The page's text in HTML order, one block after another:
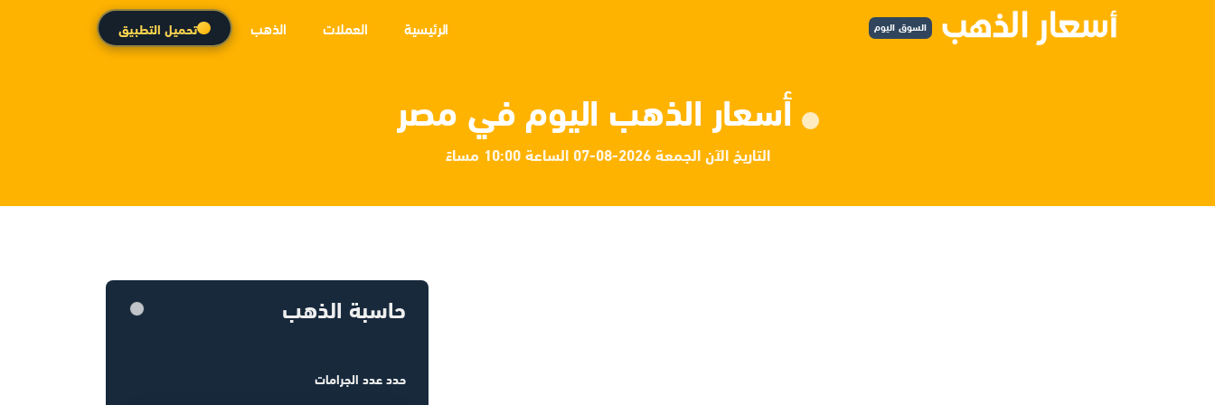
السوق اليوم الرئيسية العملات الذهب تحميل التطبيق
أسعار الذهب اليوم في مصر
التاريخ الآن الجمعة 2026-08-07 الساعة 10:00 مساءً
حاسبة الذهب
حدد عدد الجرامات